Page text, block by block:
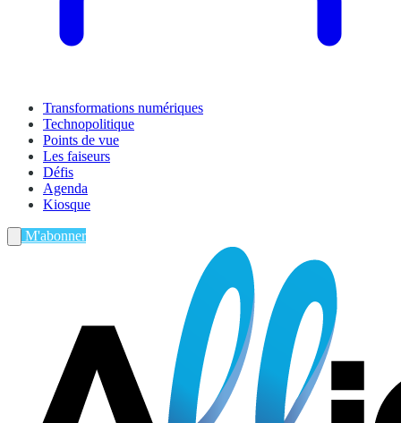
Transformations numériques
Technopolitique
Points de vue
Les faiseurs
Défis
Agenda
Kiosque
M'abonner